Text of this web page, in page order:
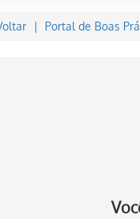
Portal de Boas